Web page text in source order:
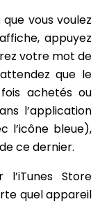
vous voulez
appuyez
votre mot de
que le
achetés ou
l’application
l’icône bleue),
ce dernier.
Store
quel appareil